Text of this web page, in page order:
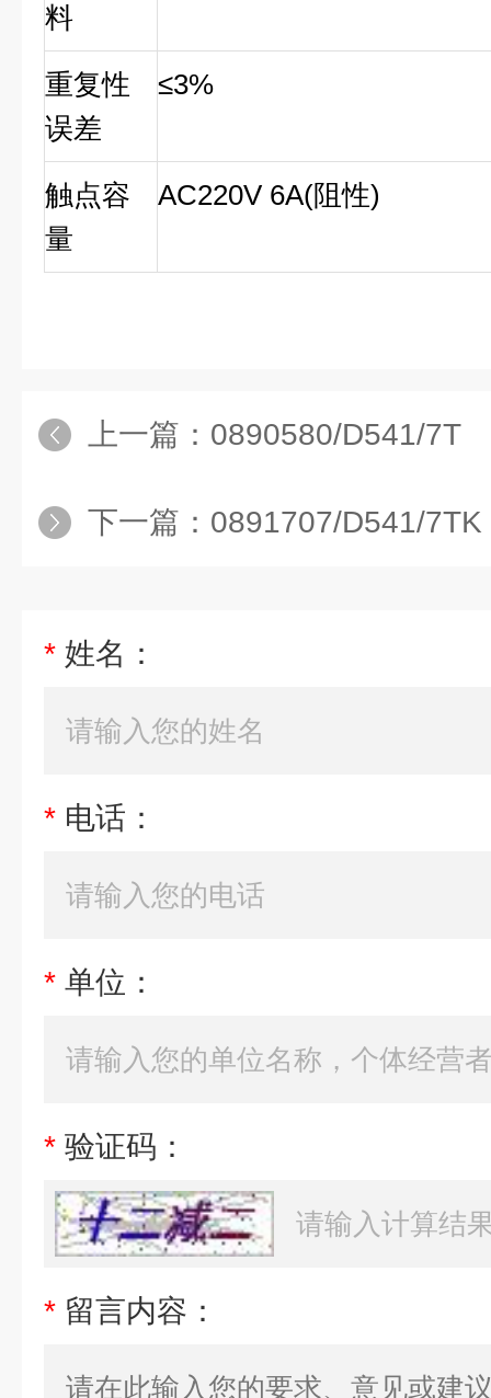
料
重复性
误差
≤3%
触点容
量
AC220V 6A(阻性)
上一篇： 0890580/D541/7T
下一篇： 0891707/D541/7TK
* 姓名：
* 电话：
* 单位：
* 验证码：
* 留言内容：